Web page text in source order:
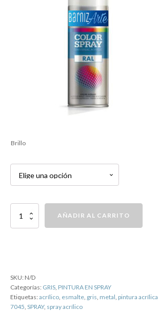
Brillo
PINTURA
AÑADIR AL CARRITO
SKU: N/D
Categorías: GRIS PINTURA EN SPRAY
Etiquetas: acrílico esmalte gris metal pintura acrílica
7045 SPRAY, spray acrílico